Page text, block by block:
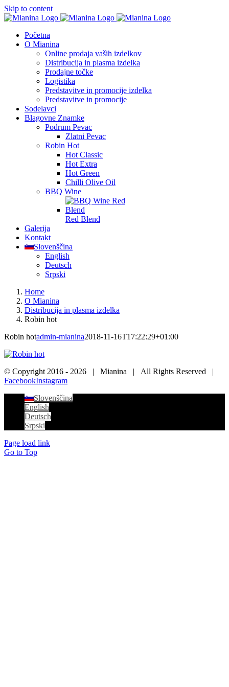
Skip to content
Početna
O Mianina
Online prodaja vaših izdelkov
Distribucija in plasma izdelka
Prodajne točke
Logistika
Predstavitve in promocije izdelka
Predstavitve in promocije
Sodelavci
Blagovne Znamke
Podrum Pevac
Zlatni Pevac
Robin Hot
Hot Classic
Hot Extra
Hot Green
Chilli Olive Oil
BBQ Wine
Red Blend
Galerija
Kontakt
Slovenščina
English
Deutsch
Srpski
Home
O Mianina
Distribucija in plasma izdelka
Robin hot
Robin hotadmin-mianina2018-11-16T17:22:29+01:00
© Copyright 2016 - 2026 | Mianina | All Rights Reserved |
FacebookInstagram
Slovenščina
English
Deutsch
Srpski
Page load link
Go to Top